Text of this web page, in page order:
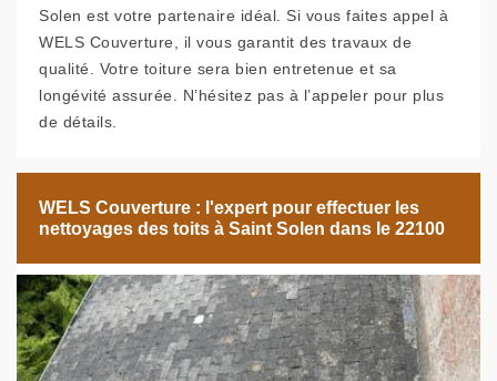
Solen est votre partenaire idéal. Si vous faites appel à
WELS Couverture, il vous garantit des travaux de
qualité. Votre toiture sera bien entretenue et sa
longévité assurée. N’hésitez pas à l’appeler pour plus
de détails.
WELS Couverture : l'expert pour effectuer les
nettoyages des toits à Saint Solen dans le 22100